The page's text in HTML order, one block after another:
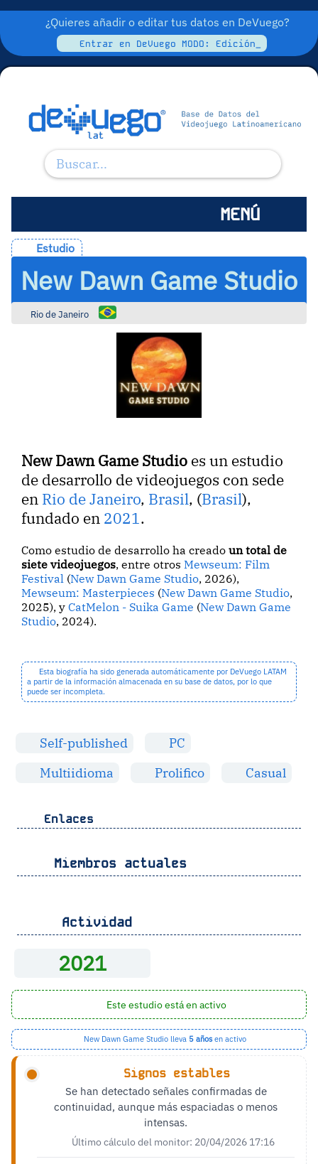
¿Quieres añadir o editar tus datos en DeVuego?
Entrar en DeVuego MODO: Edición_
MENÚ
Estudio
New Dawn Game Studio
Rio de Janeiro
New Dawn Game Studio es un estudio
de desarrollo de videojuegos con sede
en Rio de Janeiro, Brasil, (Brasil),
fundado en 2021.
Como estudio de desarrollo ha creadoun total de
siete videojuegos, entre otrosMewseum: Film
Festival (New Dawn Game Studio, 2026),
Mewseum: Masterpieces (New Dawn Game Studio,
2025), yCatMelon - Suika Game (New Dawn Game
Studio, 2024).
Esta biografía ha sido generada automáticamente por DeVuego LATAM
a partir de la información almacenada en su base de datos, por lo que
puede ser incompleta.
Self-published
PC
Multiidioma
Prolifico Casual
Enlaces
Miembros actuales
Actividad
2021
Este estudio está en activo
New Dawn Game Studio lleva 5 años en activo
Signos estables
Se han detectado señales confirmadas de
continuidad, aunque más espaciadas o menos
intensas.
Último cálculo del monitor: 20/04/2026 17:16